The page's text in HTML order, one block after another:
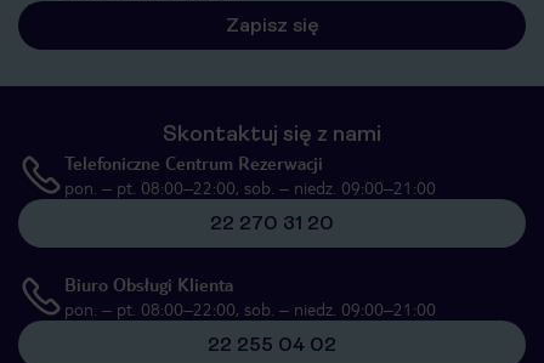
Zapisz się
Skontaktuj się z nami
Telefoniczne Centrum Rezerwacji
pon. – pt. 08:00–22:00, sob. – niedz. 09:00–21:00
22 270 31 20
Biuro Obsługi Klienta
pon. – pt. 08:00–22:00, sob. – niedz. 09:00–21:00
22 255 04 02